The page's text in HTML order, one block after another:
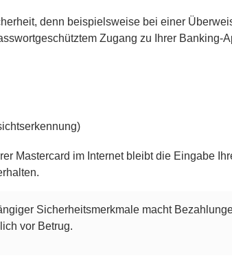
denn beispielsweise bei einer
Zugang zu Ihrer Banking-
Mastercard im Internet bleibt die Eingabe
Sicherheitsmerkmale macht
vor Betrug.